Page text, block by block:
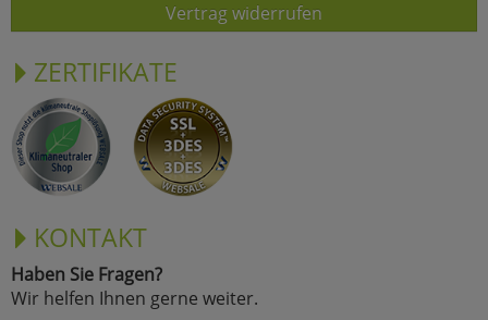
Vertrag widerrufen
ZERTIFIKATE
KONTAKT
Haben Sie Fragen?
Wir helfen Ihnen gerne weiter.